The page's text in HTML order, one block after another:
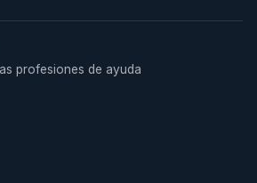
profesiones de ayuda